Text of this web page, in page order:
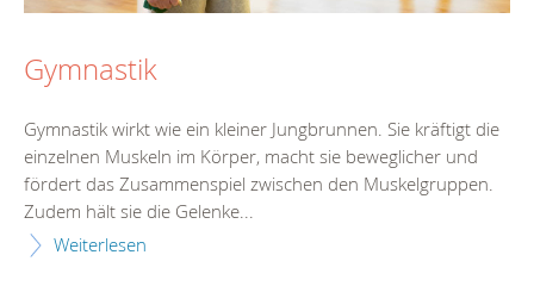
Gymnastik
Gymnastik wirkt wie ein kleiner Jungbrunnen. Sie kräftigt die
einzelnen Muskeln im Körper, macht sie beweglicher und
fördert das Zusammenspiel zwischen den Muskelgruppen.
Zudem hält sie die Gelenke...
Weiterlesen